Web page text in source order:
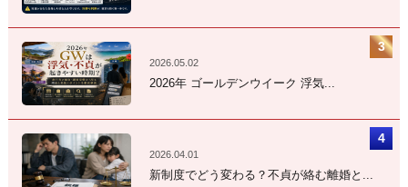
2026.05.02
2026年 ゴールデンウイーク 浮気...
2026.04.01
新制度でどう変わる？不貞が絡む離婚と...